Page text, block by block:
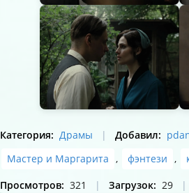
Категория: Драмы | Добавил:
Мастер и Маргарита , фэнтези ,
Просмотров: 321 | Загрузок: 29 |